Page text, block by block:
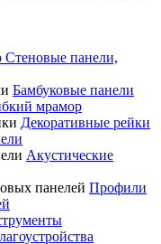
Стеновые панели,
Бамбуковые панели
мрамор
Декоративные рейки
Акустические
Профили